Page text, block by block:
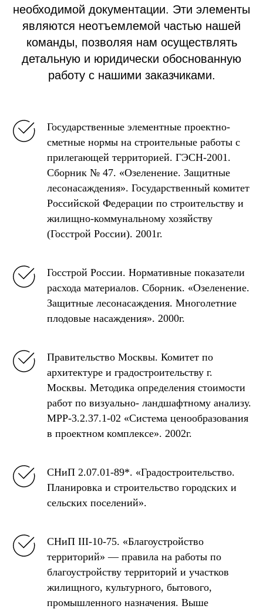
необходимой документации. Эти элементы
являются неотъемлемой частью нашей
команды, позволяя нам осуществлять
детальную и юридически обоснованную
работу с нашими заказчиками.
Государственные элементные проектно-
сметные нормы на строительные работы с
прилегающей территорией. ГЭСН-2001.
Сборник № 47. «Озеленение. Защитные
лесонасаждения». Государственный комитет
Российской Федерации по строительству и
жилищно-коммунальному хозяйству
(Госстрой России). 2001г.
Госстрой России. Нормативные показатели
расхода материалов. Сборник. «Озеленение.
Защитные лесонасаждения. Многолетние
плодовые насаждения». 2000г.
Правительство Москвы. Комитет по
архитектуре и градостроительству г.
Москвы. Методика определения стоимости
работ по визуально- ландшафтному анализу.
МРР-3.2.37.1-02 «Система ценообразования
в проектном комплексе». 2002г.
СНиП 2.07.01-89*. «Градостроительство.
Планировка и строительство городских и
сельских поселений».
СНиП III-10-75. «Благоустройство
территорий» — правила на работы по
благоустройству территорий и участков
жилищного, культурного, бытового,
промышленного назначения. Выше